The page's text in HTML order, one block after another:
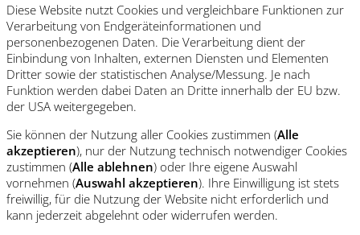
Diese Website nutzt Cookies und vergleichbare Funktionen zur
Verarbeitung von Endgeräteinformationen und
personenbezogenen Daten. Die Verarbeitung dient der
Einbindung von Inhalten, externen Diensten und Elementen
Dritter sowie der statistischen Analyse/Messung. Je nach
Funktion werden dabei Daten an Dritte innerhalb der EU bzw.
der USA weitergegeben.
Sie können der Nutzung aller Cookies zustimmen (Alle
akzeptieren), nur der Nutzung technisch notwendiger Cookies
zustimmen (Alle ablehnen) oder Ihre eigene Auswahl
vornehmen (Auswahl akzeptieren). Ihre Einwilligung ist stets
freiwillig, für die Nutzung der Website nicht erforderlich und
kann jederzeit abgelehnt oder widerrufen werden.